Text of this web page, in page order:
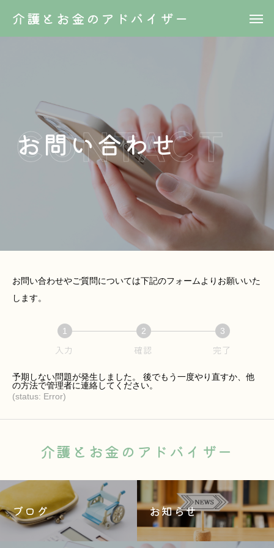
介護とお金のアドバイザー
お問い合わせ
お問い合わせやご質問については下記のフォームよりお願いいた
します。
1
入力
2
確認
3
完了
予期しない問題が発生しました。 後でもう一度やり直すか、他
の方法で管理者に連絡してください。
(status: Error)
介護とお金のアドバイザー
ブログ お知らせ